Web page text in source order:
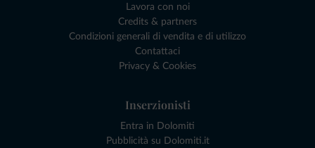
Lavora con noi
Credits & partners
Condizioni generali di vendita e di utilizzo
Contattaci
Privacy & Cookies
Inserzionisti
Entra in Dolomiti
Pubblicità su Dolomiti.it